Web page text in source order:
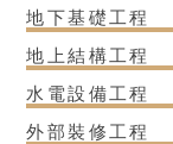
地下基礎工程
地上結構工程
水電設備工程
外部裝修工程